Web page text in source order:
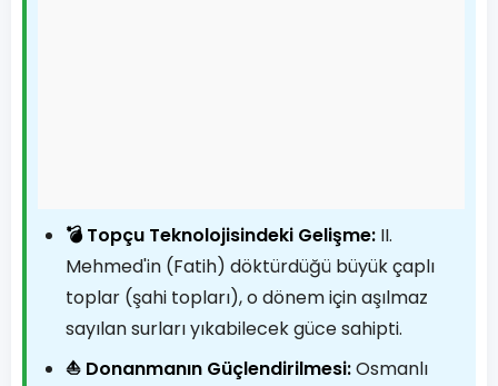
💣 Topçu Teknolojisindeki Gelişme: II.
Mehmed'in (Fatih) döktürdüğü büyük çaplı
toplar (şahi topları), o dönem için aşılmaz
sayılan surları yıkabilecek güce sahipti.
⛵ Donanmanın Güçlendirilmesi:Osmanlı